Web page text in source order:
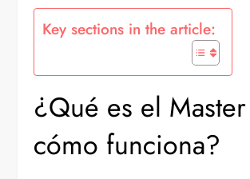
Key sections in the article:
¿Qué es el Master
cómo funciona?